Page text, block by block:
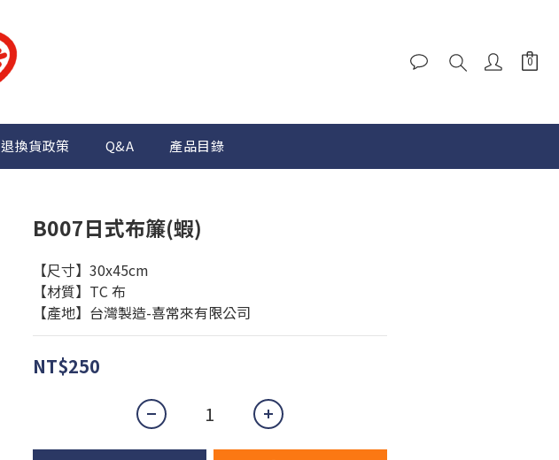
退換貨政策 Q&A 產品目錄
B007日式布簾(蝦)
【尺寸】30x45cm
【材質】TC 布
【產地】台灣製造-喜常來有限公司
NT$250